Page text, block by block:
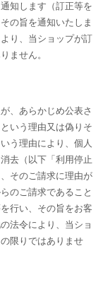
知します（訂正等を
の旨を通知いたしま
り、当ショップが訂
ません。
、あらかじめ公表さ
いう理由又は偽りそ
う理由により、個人
去（以下「利用停止
そのご請求に理由が
のご請求であること
行い、その旨をお客
法令により、当ショ
限りではありませ